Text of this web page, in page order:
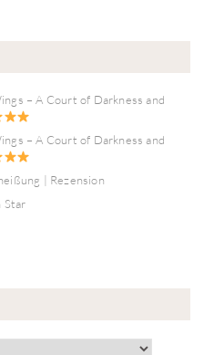
– A Court of Darkness and
– A Court of Darkness and
| Rezension
Star